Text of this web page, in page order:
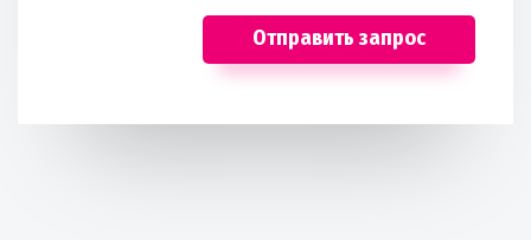
Отправить запрос